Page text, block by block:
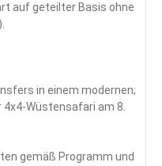
auf geteilter Basis ohne
in einem modernen;
Wüstensafari am 8.
gemäß Programm und